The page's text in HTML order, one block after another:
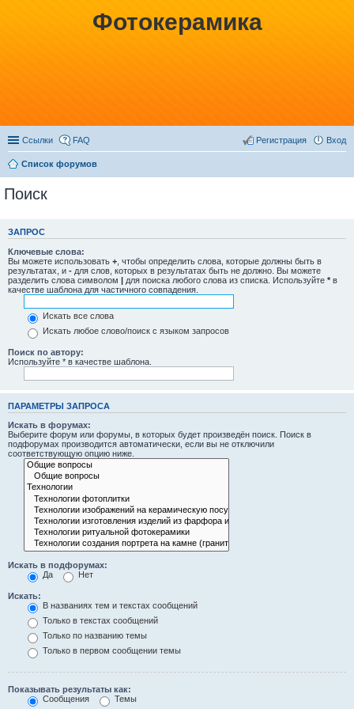
Фотокерамика
Ссылки FAQ Вход
Регистрация
Список форумов
Поиск
ЗАПРОС
Ключевые слова:
Вы можете использовать + , чтобы определить слова, которые должны быть в
результатах, и - для слов, которых в результатах быть не должно. Вы можете
разделить слова символом | для поиска любого слова из списка. Используйте * в
качестве шаблона для частичного совпадения.
Искать все слова
Искать любое слово/поиск с языком запросов
Поиск по автору:
Используйте * в качестве шаблона.
ПАРАМЕТРЫ ЗАПРОСА
Искать в форумах:
Выберите форум или форумы, в которых будет произведён поиск. Поиск в
подфорумах производится автоматически, если вы не отключили
соответствующую опцию ниже.
Искать в подфорумах:
Да
Нет
Искать:
В названиях тем и текстах сообщений
Только в текстах сообщений
Только по названию темы
Только в первом сообщении темы
Показывать результаты как:
Сообщения
Темы